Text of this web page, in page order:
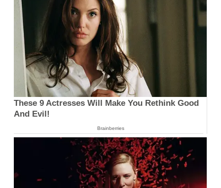
These 9 Actresses Will Make You Rethink Good
And Evil!
Brainberries